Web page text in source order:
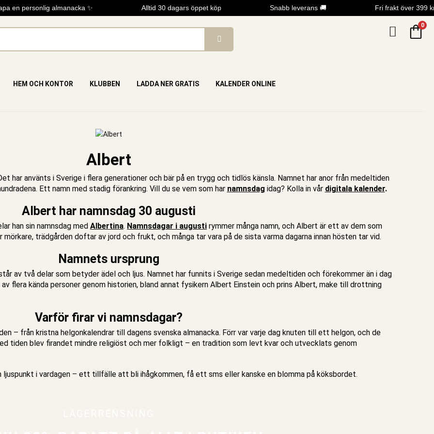
en personlig almanacka ✨ Alltid 30 dagars öppet köp Snabb leverans 🚚 Fri frakt över 399 kr
0
HEM OCH KONTOR KLUBBEN LADDA NER GRATIS KALENDER ONLINE
Albert
har använts i Sverige i flera generationer och bär på en trygg och tidlös känsla. Namnet har anor från medeltiden
Ett namn med stadig förankring. Vill du se vem som har namnsdag idag? Kolla in vår digitala kalender.
Albert har namnsdag 30 augusti
han sin namnsdag med Albertina. Namnsdagar i augusti rymmer många namn, och Albert är ett av dem som
mörkare, trädgården doftar av jord och frukt, och många tar vara på de sista varma dagarna innan hösten tar vid.
Namnets ursprung
av två delar som betyder ädel och ljus. Namnet har funnits i Sverige sedan medeltiden och förekommer än i dag
flera kända personer genom historien, bland annat fysikern Albert Einstein och prins Albert, make till drottning
Varför firar vi namnsdagar?
– från kristna helgonkalendrar till dagens svenska almanacka. Förr var varje dag knuten till ett helgon, och de
tiden blev firandet mindre religiöst och mer folkligt – en tradition som levt kvar och utvecklats genom
ljuspunkt i vardagen – ett tillfälle att bli ihågkommen, få ett sms eller kanske en blomma på köksbordet.